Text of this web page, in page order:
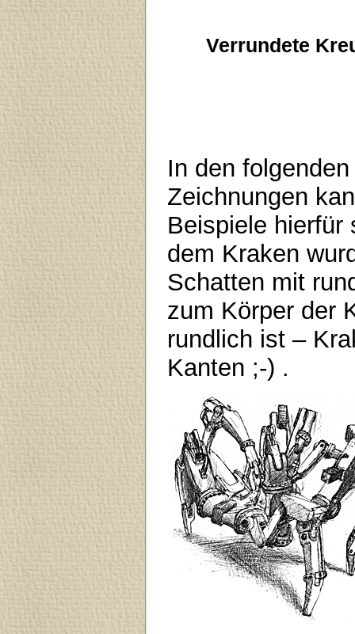
Verrundete
In den
Zeichnungen
Beispiele hierfür
dem Kraken
Schatten mit
zum Körper der
rundlich ist –
Kanten ;-) .